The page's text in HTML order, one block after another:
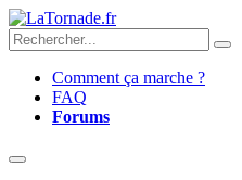
Comment ça marche ?
FAQ
Forums